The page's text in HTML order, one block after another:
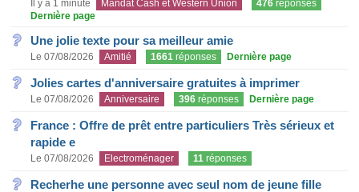
Il y a 1 minute Mandat Cash et Western Union 476 réponses
Dernière page
Une jolie texte pour sa meilleur amie
Le 07/08/2026 Amitié 1661 réponses Dernière page
Jolies cartes d'anniversaire gratuites à imprimer
Le 07/08/2026 Anniversaire 396 réponses Dernière page
France : Offre de prêt entre particuliers Très sérieux et
rapide e
Le 07/08/2026 Electroménager 11 réponses
Recherhe une personne avec seul nom de jeune fille